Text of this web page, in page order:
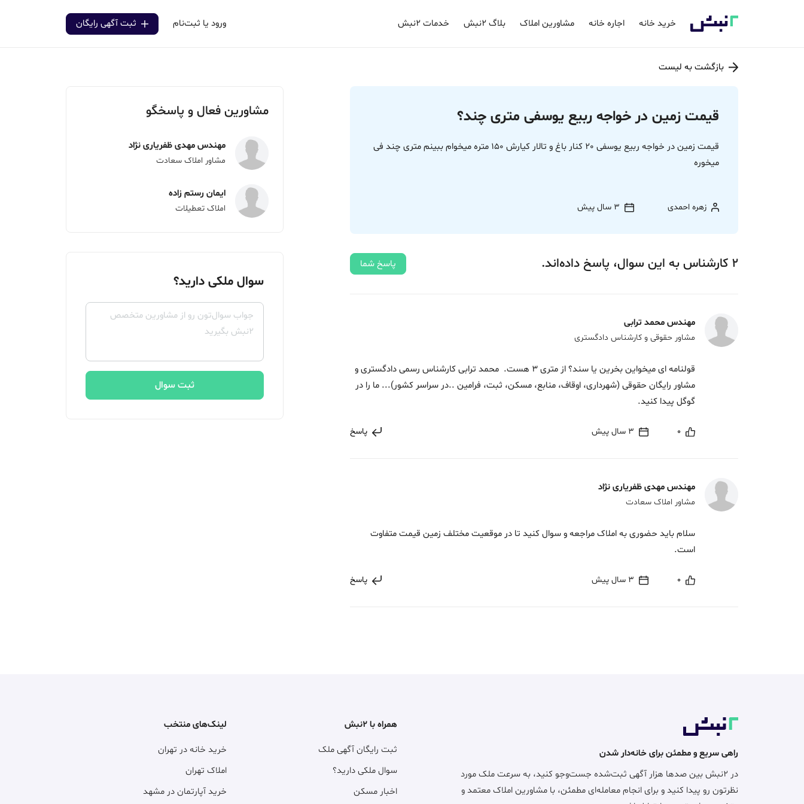
خرید خانه اجاره خانه مشاورین املاک بلاگ ۲نبش خدمات ۲نبش ورود یا ثبت‌نام ثبت آگهی رایگان
بازگشت به لیست
قیمت زمین در خواجه ربیع یوسفی متری چند؟
قیمت زمین در خواجه ربیع یوسفی 20 کنار باغ و تالار کیارش 150 متره میخوام ببینم متری چند فی
میخوره
زهره احمدی 3 سال پیش
2 کارشناس به این سوال، پاسخ داده‌اند. پاسخ شما
مهندس محمد ترابی
مشاور حقوقی و کارشناس دادگستری
قولنامه ای میخواین بخرین یا سند؟ از متری 3 هست. محمد ترابی کارشناس رسمی دادگستری و
مشاور رایگان حقوقی (شهرداری، اوقاف، منابع، مسکن، ثبت، فرامین ..در سراسر کشور)... ما را در
گوگل پیدا کنید.
0 3 سال پیش پاسخ
مهندس مهدی ظفریاری نژاد
مشاور املاک سعادت
سلام باید حضوری به املاک مراجعه و سوال کنید تا در موقعیت مختلف زمین قیمت متفاوت
است.
0 3 سال پیش پاسخ
مشاورین فعال و پاسخگو
مهندس مهدی ظفریاری نژاد
مشاور املاک سعادت
ایمان رستم زاده
املاک تعطیلات
سوال ملکی دارید؟
ثبت سوال
راهی سریع و مطمئن برای خانه‌دار شدن
در ۲نبش بین صدها هزار آگهی ثبت‌شده جست‌وجو کنید، به سرعت ملک مورد
نظرتون رو پیدا کنید و برای انجام معامله‌ای مطمئن، با مشاورین املاک معتمد و
همراه با ۲نبش
ثبت رایگان آگهی ملک
سوال ملکی دارید؟
اخبار مسکن
لینک‌های منتخب
خرید خانه در تهران
املاک تهران
خرید آپارتمان در مشهد